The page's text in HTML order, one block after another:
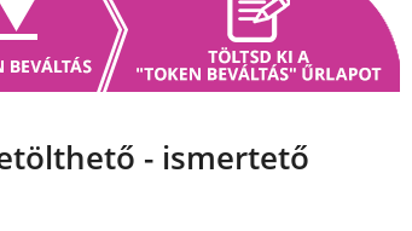
- ismertető